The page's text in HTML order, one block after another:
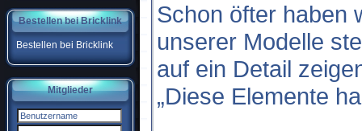
Bestellen bei Bricklink
Bestellen bei Bricklink
Mitglieder
Schon öfter haben
unserer Modelle
auf ein Detail
„Diese Elemente